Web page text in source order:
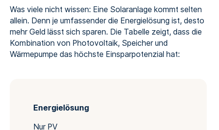
Was viele nicht wissen: Eine Solaranlage kommt selten
allein. Denn je umfassender die Energielösung ist, desto
mehr Geld lässt sich sparen. Die Tabelle zeigt, dass die
Kombination von Photovoltaik, Speicher und
Wärmepumpe das höchste Einsparpotenzial hat:
Energielösung
Nur PV